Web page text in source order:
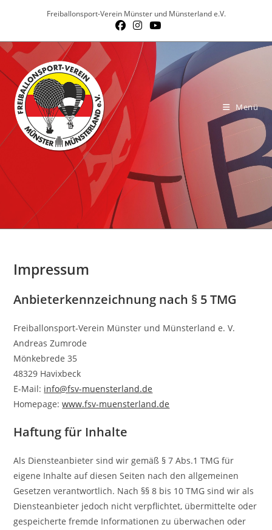
Freiballonsport-Verein Münster und Münsterland e.V.
Menü
Impressum
Anbieterkennzeichnung nach § 5 TMG
Freiballonsport-Verein Münster und Münsterland e. V.
Andreas Zumrode
Mönkebrede 35
48329 Havixbeck
E-Mail: info@fsv-muensterland.de
Homepage:www.fsv-muensterland.de
Haftung für Inhalte
Als Diensteanbieter sind wir gemäß § 7 Abs.1 TMG für
eigene Inhalte auf diesen Seiten nach den allgemeinen
Gesetzen verantwortlich. Nach §§ 8 bis 10 TMG sind wir als
Diensteanbieter jedoch nicht verpflichtet, übermittelte oder
gespeicherte fremde Informationen zu überwachen oder